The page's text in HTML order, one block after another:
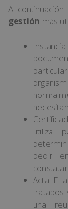
A
gestión más
utiliza
pedir
Acta. El
tratados
una